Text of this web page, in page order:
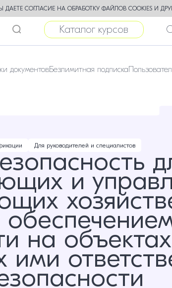
СОГЛАСИЕ НА ОБРАБОТКУ ФАЙЛОВ COOKIES И
Каталог курсов
документовБезлимитная подписка
Для руководителей и специалистов
и
на
ими